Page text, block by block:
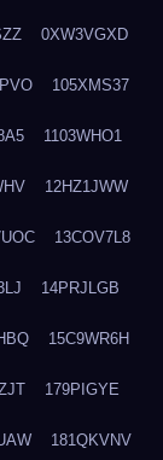
0XW3VGXD
105XMS37
1103WHO1
12HZ1JWW
13COV7L8
14PRJLGB
15C9WR6H
179PIGYE
181QKVNV